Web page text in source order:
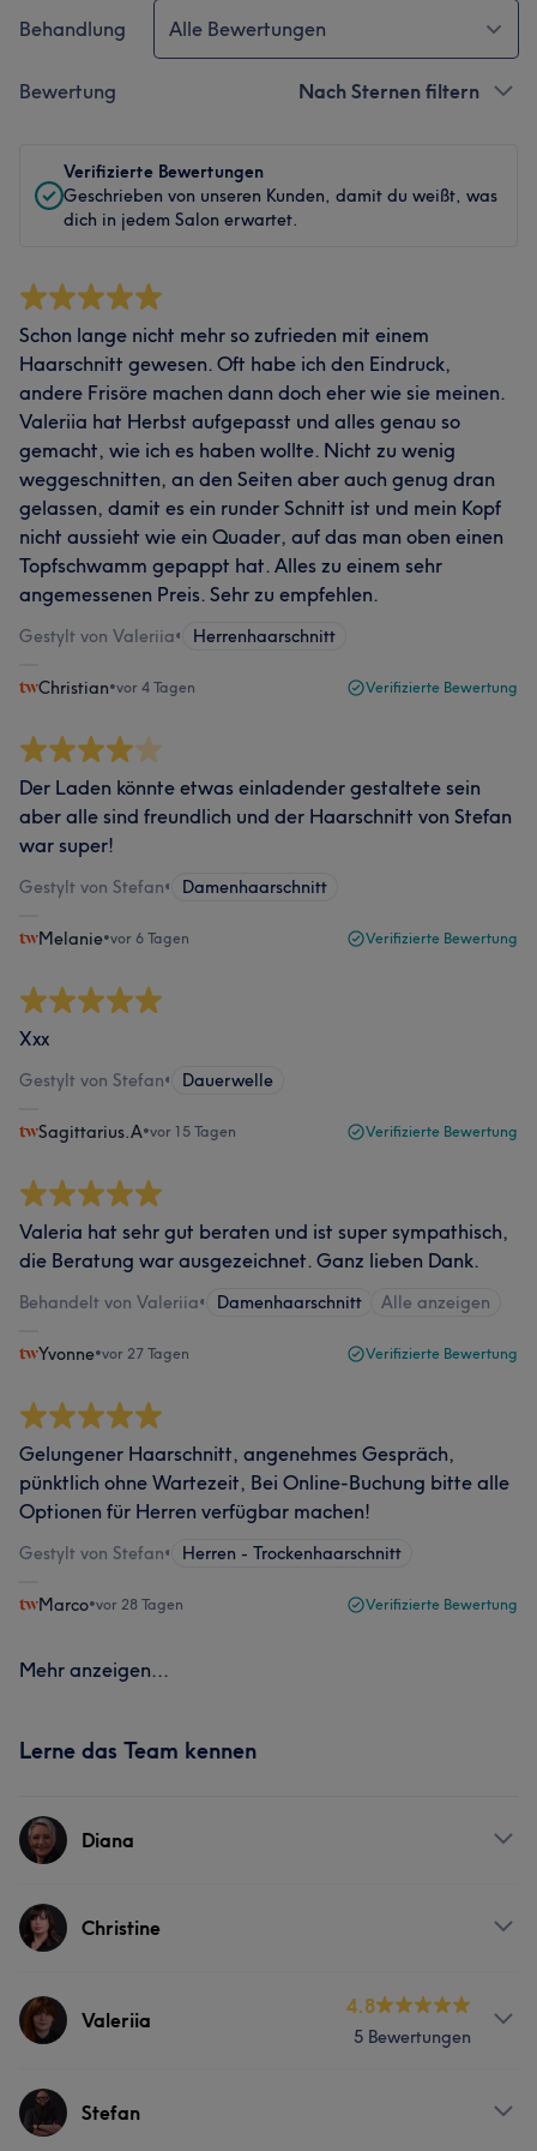
Behandlung Alle Bewertungen
Bewertung Nach Sternen filtern
Verifizierte Bewertungen
Geschrieben von unseren Kunden, damit du weißt, was
dich in jedem Salon erwartet.
Schon lange nicht mehr so zufrieden mit einem
Haarschnitt gewesen. Oft habe ich den Eindruck,
andere Frisöre machen dann doch eher wie sie meinen.
Valeriia hat Herbst aufgepasst und alles genau so
gemacht, wie ich es haben wollte. Nicht zu wenig
weggeschnitten, an den Seiten aber auch genug dran
gelassen, damit es ein runder Schnitt ist und mein Kopf
nicht aussieht wie ein Quader, auf das man oben einen
Topfschwamm gepappt hat. Alles zu einem sehr
angemessenen Preis. Sehr zu empfehlen.
Gestylt von Valeriia• Herrenhaarschnitt
Christian•vor 4 Tagen Verifizierte Bewertung
Der Laden könnte etwas einladender gestaltete sein
aber alle sind freundlich und der Haarschnitt von Stefan
war super!
Gestylt von Stefan• Damenhaarschnitt
Melanie•vor 6 Tagen Verifizierte Bewertung
Xxx
Gestylt von Stefan• Dauerwelle
Sagittarius.A•vor 15 Tagen Verifizierte Bewertung
Valeria hat sehr gut beraten und ist super sympathisch,
die Beratung war ausgezeichnet. Ganz lieben Dank.
Behandelt von Valeriia• Damenhaarschnitt Alle anzeigen
Yvonne•vor 27 Tagen Verifizierte Bewertung
Gelungener Haarschnitt, angenehmes Gespräch,
pünktlich ohne Wartezeit, Bei Online-Buchung bitte alle
Optionen für Herren verfügbar machen!
Gestylt von Stefan• Herren - Trockenhaarschnitt
Marco•vor 28 Tagen Verifizierte Bewertung
Mehr anzeigen...
Lerne das Team kennen
Diana
ServicesChristine
Services
Valeriia
4.8
5 Bewertungen
ServicesStefan